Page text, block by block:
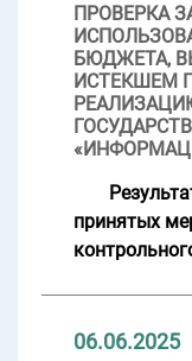
ПРОВЕРКА
БЮДЖЕТА,
ИСТЕКШЕМ
принятых
06.06.2025